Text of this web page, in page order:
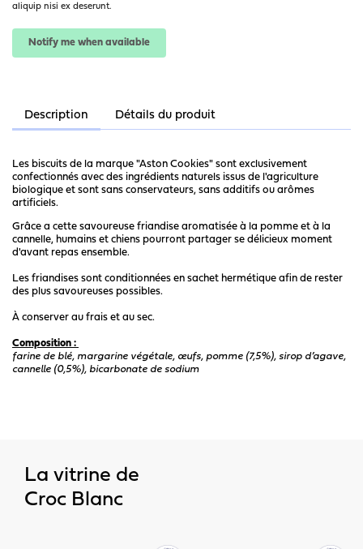
aliquip nisi ex deserunt.
Notify me when available
Description Détails du produit
Les biscuits de la marque "Aston Cookies" sont exclusivement
confectionnés avec des ingrédients naturels issus de l'agriculture
biologique et sont sans conservateurs, sans additifs ou arômes
artificiels.
Grâce a cette savoureuse friandise aromatisée à la pomme et à la
cannelle, humains et chiens pourront partager se délicieux moment
d'avant repas ensemble.
Les friandises sont conditionnées en sachet hermétique afin de rester
des plus savoureuses possibles.
À conserver au frais et au sec.
Composition :
farine de blé, margarine végétale, œufs, pomme (7,5%), sirop d’agave,
cannelle (0,5%), bicarbonate de sodium
La vitrine de
Croc Blanc